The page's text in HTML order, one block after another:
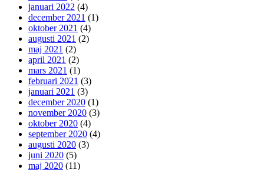
januari 2022 (4)
december 2021 (1)
oktober 2021 (4)
augusti 2021 (2)
maj 2021 (2)
april 2021 (2)
mars 2021 (1)
februari 2021 (3)
januari 2021 (3)
december 2020 (1)
november 2020 (3)
oktober 2020 (4)
september 2020 (4)
augusti 2020 (3)
juni 2020 (5)
maj 2020 (11)